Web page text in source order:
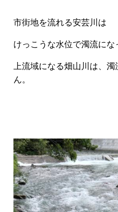
市街地を流れる安芸川は
けっこうな水位で濁流に
上流域になる畑山川は、
ん。